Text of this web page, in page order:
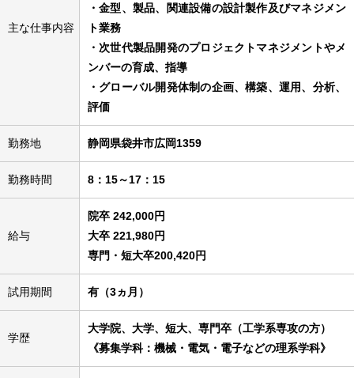
主な仕事内容
・金型、製品、関連設備の設計製作及びマネジメン
ト業務
・次世代製品開発のプロジェクトマネジメントやメ
ンバーの育成、指導
・グローバル開発体制の企画、構築、運用、分析、
評価
勤務地 静岡県袋井市広岡1359
勤務時間 8：15～17：15
給与
院卒 242,000円
大卒 221,980円
専門・短大卒200,420円
試用期間 有（3ヵ月）
学歴
大学院、大学、短大、専門卒（工学系専攻の方）
《募集学科：機械・電気・電子などの理系学科》